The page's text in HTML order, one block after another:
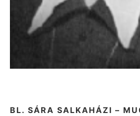
BL. SÁRA SALKAHÁZI –